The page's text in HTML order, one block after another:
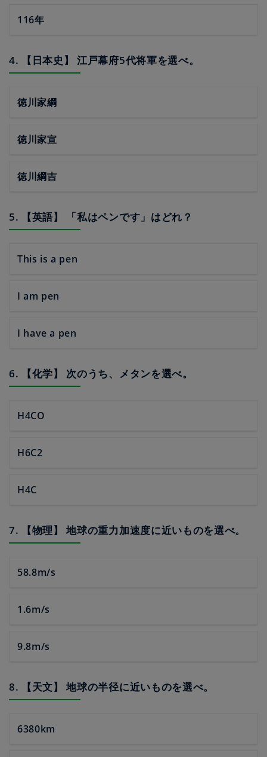
116年
4. 【日本史】 江戸幕府5代将軍を選べ。
徳川家綱
徳川家宣
徳川綱吉
5. 【英語】 「私はペンです」はどれ？
This is a pen
I am pen
I have a pen
6. 【化学】 次のうち、メタンを選べ。
H4CO
H6C2
H4C
7. 【物理】 地球の重力加速度に近いものを選べ。
58.8m/s
1.6m/s
9.8m/s
8. 【天文】 地球の半径に近いものを選べ。
6380km